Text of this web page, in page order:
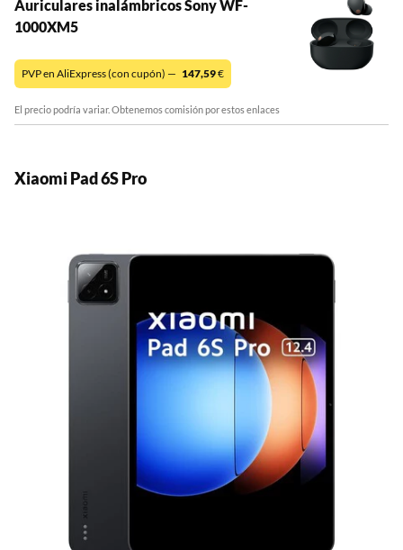
Auriculares inalámbricos Sony WF-
1000XM5
PVP en AliExpress (con cupón) — 147,59€
El precio podría variar. Obtenemos comisión por estos enlaces
Xiaomi Pad 6S Pro